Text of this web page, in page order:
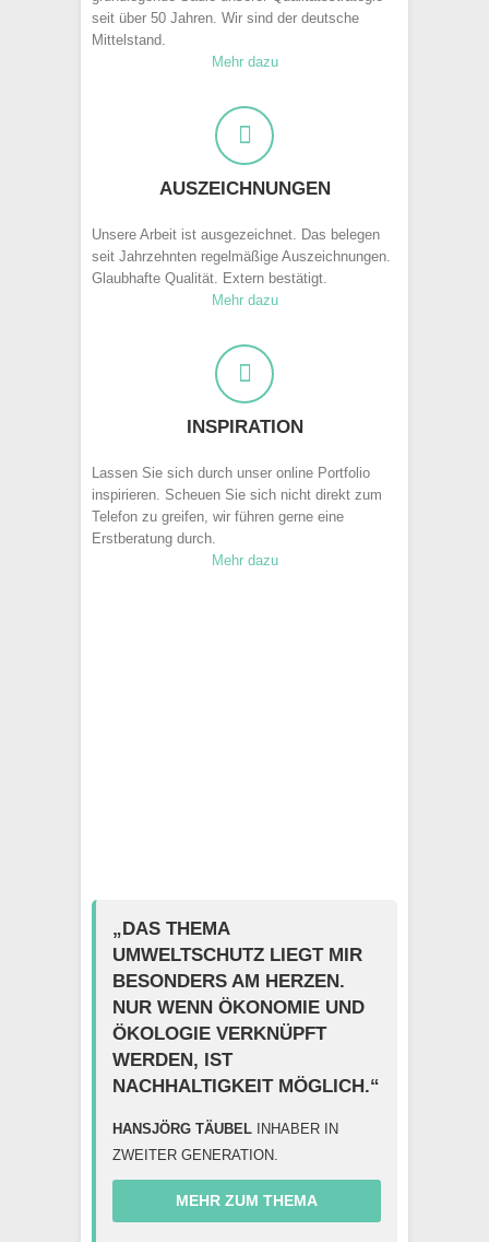
seit über 50 Jahren. Wir sind der deutsche
Mittelstand.
Mehr dazu
AUSZEICHNUNGEN
Unsere Arbeit ist ausgezeichnet. Das belegen
seit Jahrzehnten regelmäßige Auszeichnungen.
Glaubhafte Qualität. Extern bestätigt.
Mehr dazu
INSPIRATION
Lassen Sie sich durch unser online Portfolio
inspirieren. Scheuen Sie sich nicht direkt zum
Telefon zu greifen, wir führen gerne eine
Erstberatung durch.
Mehr dazu
„DAS THEMA
UMWELTSCHUTZ LIEGT MIR
BESONDERS AM HERZEN.
NUR WENN ÖKONOMIE UND
ÖKOLOGIE VERKNÜPFT
WERDEN, IST
NACHHALTIGKEIT MÖGLICH.“
HANSJÖRG TÄUBEL INHABER IN
ZWEITER GENERATION.
MEHR ZUM THEMA